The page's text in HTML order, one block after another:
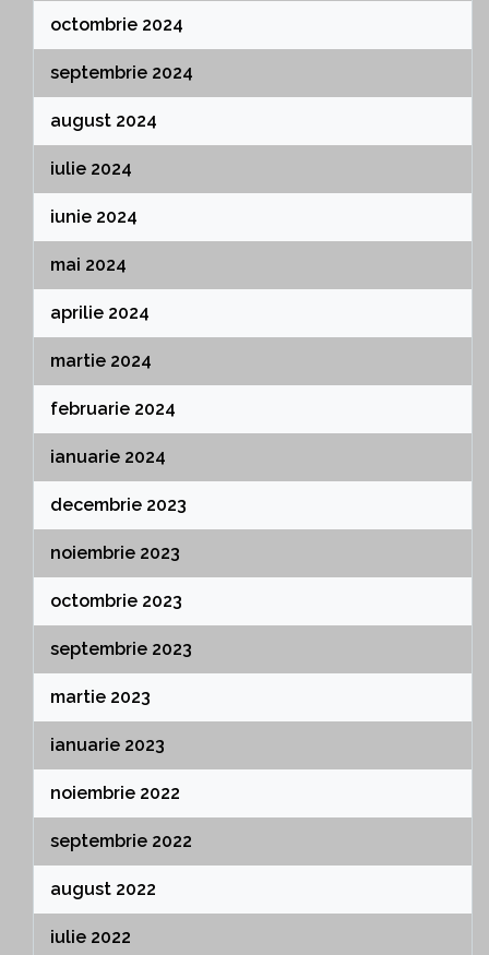
octombrie 2024
septembrie 2024
august 2024
iulie 2024
iunie 2024
mai 2024
aprilie 2024
martie 2024
februarie 2024
ianuarie 2024
decembrie 2023
noiembrie 2023
octombrie 2023
septembrie 2023
martie 2023
ianuarie 2023
noiembrie 2022
septembrie 2022
august 2022
iulie 2022